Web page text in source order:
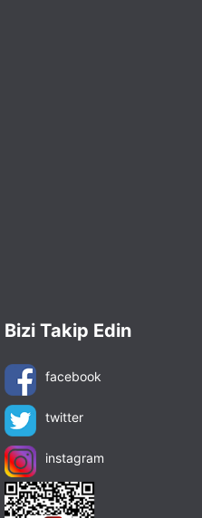
Bizi Takip Edin
facebook
twitter
instagram